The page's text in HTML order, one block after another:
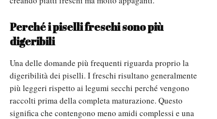
Perché i piselli freschi sono più
digeribili
Una delle domande più frequenti riguarda proprio la
digeribilità dei piselli. I freschi risultano generalmente
più leggeri rispetto ai legumi secchi perché vengono
raccolti prima della completa maturazione. Questo
significa che contengono meno amidi complessi e una